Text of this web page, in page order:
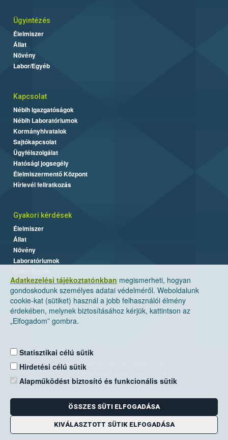
Adatkezelési tájékoztatónkban megismerheti, hogyan
gondoskodunk személyes adatai védelméről. Weboldalunk
cookie-kat (sütiket) használ a jobb felhasználói élmény
érdekében, melynek biztosításához kérjük, kattintson az
„Elfogadom” gombra.
Statisztikai célú sütik
Hirdetési célú sütik
Alapműködést biztosító és funkcionális sütik
ÖSSZES SÜTI ELFOGADÁSA
KIVÁLASZTOTT SÜTIK ELFOGADÁSA
Ügyintézés
Élelmiszer
Állat
Növény
Labor/Egyéb
Kapcsolat
Nébih Igazgatóságok
Nébih Laboratóriumok
Kormányhivatalok
Sajtókapcsolat
Ügyfélszolgálat
Hatósági jogsegély
Élelmiszermentő Központ
Hírlevél feliratkozás
Gyakori kérdések
Élelmiszer
Állat
Növény
Laboratóriumok
Nemzeti Élelmiszerlánc-biztonsági Hivatal
Levelezési cím: 1525 Budapest. Pf. 30.
E-mail:ugyfelszolgalat@nebih.gov.hu
Zöld szám: 06-80/263-244
Telefon: 06-1/ 336-9000